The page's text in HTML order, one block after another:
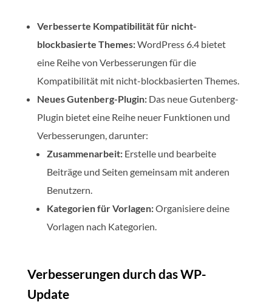
Verbesserte Kompatibilität für nicht-
blockbasierte Themes:WordPress 6.4 bietet
eine Reihe von Verbesserungen für die
Kompatibilität mit nicht-blockbasierten Themes.
Neues Gutenberg-Plugin:Das neue Gutenberg-
Plugin bietet eine Reihe neuer Funktionen und
Verbesserungen, darunter:
Zusammenarbeit:Erstelle und bearbeite
Beiträge und Seiten gemeinsam mit anderen
Benutzern.
Kategorien für Vorlagen:Organisiere deine
Vorlagen nach Kategorien.
Verbesserungen durch das WP-
Update